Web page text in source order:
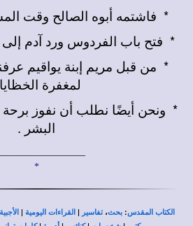
* فاشتمه أبوه الصالح وقت
* فتح باب الفردوس ورد آدم
* من قبل مريم إبنة يواقيم
لمغفرة
* ونحن أيضًا نطلب أن نفوز
البشر .
*
الكتاب المقدس: بحث،تفاسير | القراءات اليومية | الأجبية